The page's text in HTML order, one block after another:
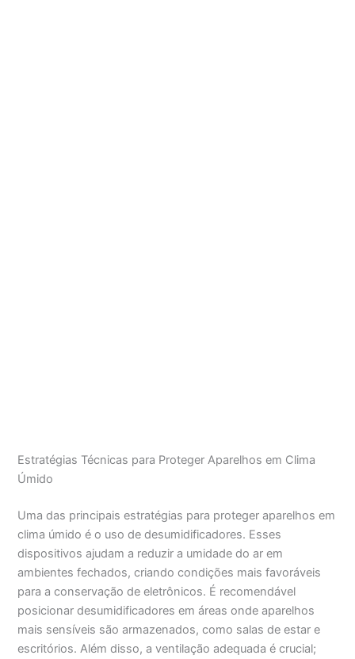
Estratégias Técnicas para Proteger Aparelhos em Clima
Úmido
Uma das principais estratégias para proteger aparelhos em
clima úmido é o uso de desumidificadores. Esses
dispositivos ajudam a reduzir a umidade do ar em
ambientes fechados, criando condições mais favoráveis
para a conservação de eletrônicos. É recomendável
posicionar desumidificadores em áreas onde aparelhos
mais sensíveis são armazenados, como salas de estar e
escritórios. Além disso, a ventilação adequada é crucial;